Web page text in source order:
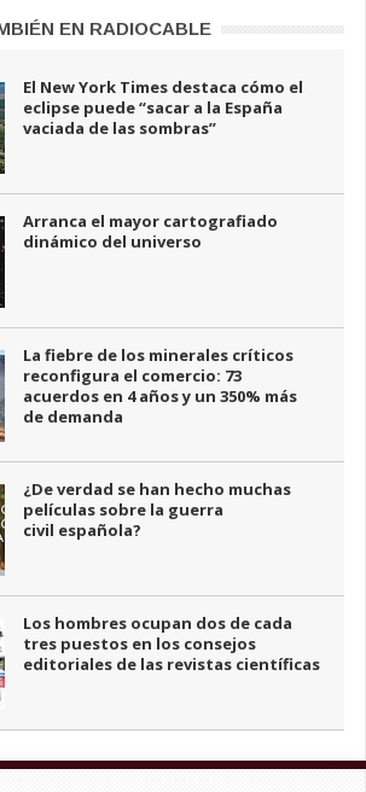
EN RADIOCABLE
El New York Times destaca cómo el
eclipse puede “sacar a la España
vaciada de las sombras”
Arranca el mayor cartografiado
dinámico del universo
La fiebre de los minerales críticos
reconfigura el comercio: 73
acuerdos en 4 años y un 350% más
de demanda
¿De verdad se han hecho muchas
películas sobre la guerra
civil española?
Los hombres ocupan dos de cada
tres puestos en los consejos
editoriales de las revistas científicas